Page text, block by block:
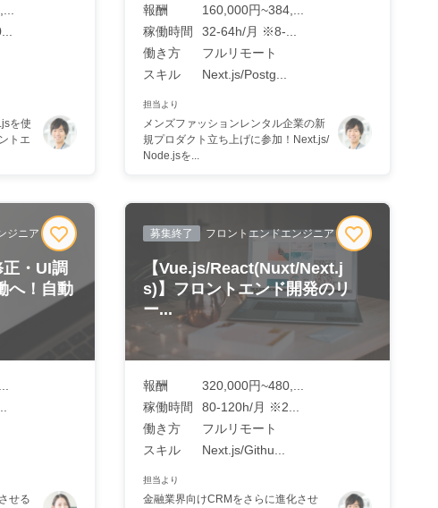
を使
トエ
報酬
160,000円~384,...
稼働時間
32-64h/月 ※8-...
働き方
フルリモート
スキル
Next.js/Postg...
担当より
メンズファッションレンタル企業の新
規プロダクト立ち上げに参加！Next.js/
Node.jsを...
ジニア
・UI調
へ！自動
せる
募集終了 フロントエンドエンジニア
【Vue.js/React(Nuxt/Next.j
s)】フロントエンド開発のリ
ー...
報酬
320,000円~480,...
稼働時間
80-120h/月 ※2...
働き方
フルリモート
スキル
Next.js/Githu...
担当より
金融業界向けCRMをさらに進化させ